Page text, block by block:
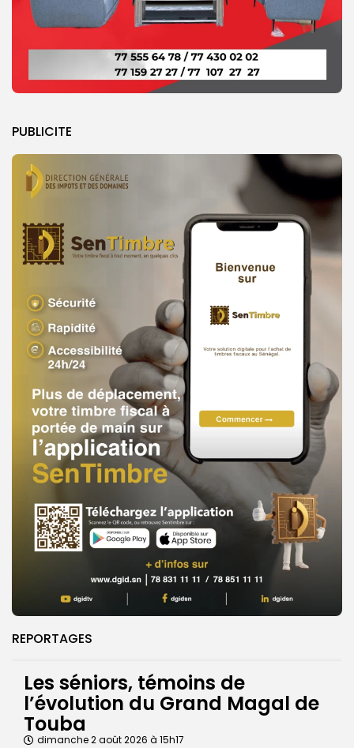
PUBLICITE
REPORTAGES
Les séniors, témoins de
l’évolution du Grand Magal de
Touba
dimanche 2 août 2026 à 15h17